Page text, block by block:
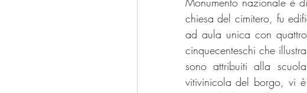
chiesa del cimitero, fu
ad aula unica con
cinquecenteschi che
sono attribuiti alla
vitivinicola del borgo, vi